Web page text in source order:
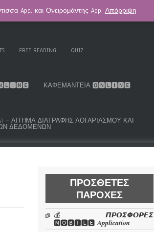
K.S. KOUK ORACLE DECK ΑΣΤΡΟΛΟΓΊΑ
FREE READING QUIZ
ΚΑΦΕΜΑΝΤΕΊΑ 🅾🅽🅻🅸🅽🅴
– ΑΊΤΗΜΑ ΔΙΑΓΡΑΦΉΣ ΛΟΓΑΡΙΑΣΜΟΎ ΚΑΙ
ΔΕΔΟΜΈΝΩΝ
ΠΡΌΣΘΕΤΕΣ
ΠΑΡΟΧΈΣ
💰 𝞟𝞠𝞞𝞢𝞥𝞞𝞠𝞔𝞢
🅼🅾🅱🅸🅻🅴 𝜜𝒑𝒑𝒍𝒊𝒄𝒂𝒕𝒊𝒐𝒏
App. και Ονειρομάντης App. Απόρριψη